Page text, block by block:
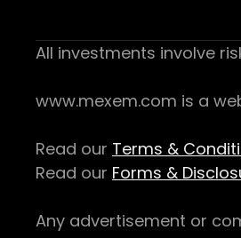
All investments involve
www.mexem.com is a
Read our Terms &
Read our Forms &
Any advertisement or